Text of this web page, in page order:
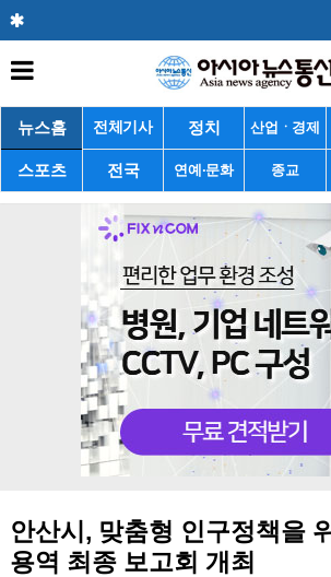
뉴스홈 전체기사 정치 산업ㆍ경제
스포츠 전국 연예·문화 종교
안산시, 맞춤형 인구정책을
용역 최종 보고회 개최